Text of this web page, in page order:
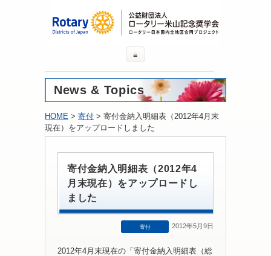
≡
News & Topics
HOME > 寄付 > 寄付金納入明細表（2012年4月末
現在）をアップロードしました
寄付金納入明細表（2012年4
月末現在）をアップロードし
ました
寄付 2012年5月9日
2012年4月末現在の「寄付金納入明細表（総